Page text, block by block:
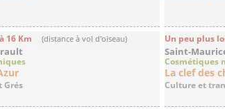
16 Km (distance à vol d'oiseau)
Grés
Un peu plus
Saint-
Cosmétiques
La clef des
Culture et